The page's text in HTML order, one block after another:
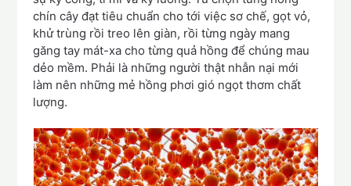
chín cây đạt tiêu chuẩn cho tới việc sơ chế, gọt vỏ,
khử trùng rồi treo lên giàn, rồi từng ngày mang
găng tay mát-xa cho từng quả hồng để chúng mau
dẻo mềm. Phải là những người thật nhẫn nại mới
làm nên những mẻ hồng phơi gió ngọt thơm chất
lượng.